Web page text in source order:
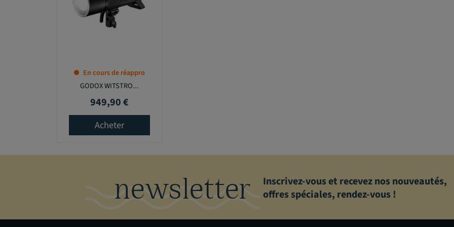
En cours de réappro
GODOX WITSTRO...
Prix
949,90 €
Acheter
newsletter
Inscrivez-vous et recevez nos nouveautés,
offres spéciales, rendez-vous !